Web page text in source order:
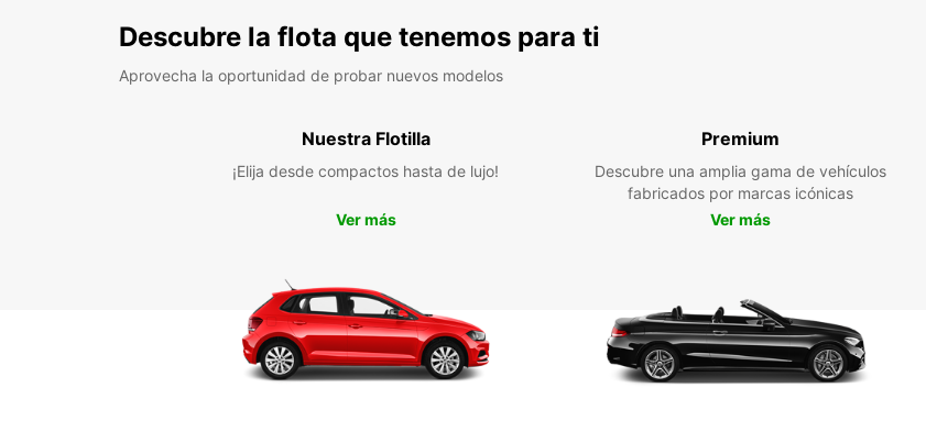
Descubre la flota que tenemos para ti
Aprovecha la oportunidad de probar nuevos modelos
Nuestra Flotilla
¡Elija desde compactos hasta de lujo!
Ver más
Premium
Descubre una amplia gama de vehículos
fabricados por marcas icónicas
Ver más